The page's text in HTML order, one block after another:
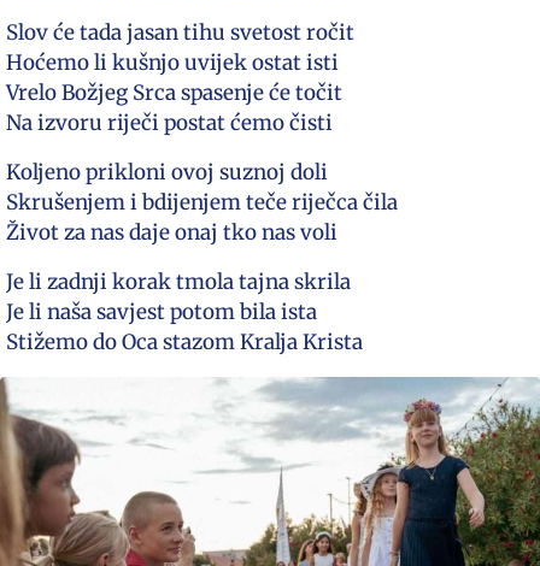
Slov će tada jasan tihu svetost ročit
Hoćemo li kušnjo uvijek ostat isti
Vrelo Božjeg Srca spasenje će točit
Na izvoru riječi postat ćemo čisti
Koljeno prikloni ovoj suznoj doli
Skrušenjem i bdijenjem teče riječca čila
Život za nas daje onaj tko nas voli
Je li zadnji korak tmola tajna skrila
Je li naša savjest potom bila ista
Stižemo do Oca stazom Kralja Krista